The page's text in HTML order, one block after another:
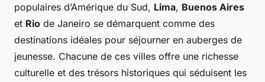
populaires d’Amérique du Sud, Lima, Buenos Aires
et Rio de Janeiro se démarquent comme des
destinations idéales pour séjourner en auberges de
jeunesse. Chacune de ces villes offre une richesse
culturelle et des trésors historiques qui séduisent les